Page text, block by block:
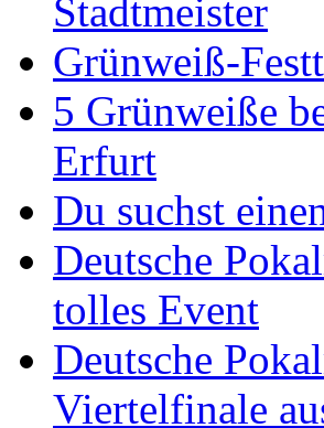
Stadtmeister
Grünweiß-
5 Grünweiße
Erfurt
Du suchst
Deutsche
tolles Event
Deutsche
Viertelfinale